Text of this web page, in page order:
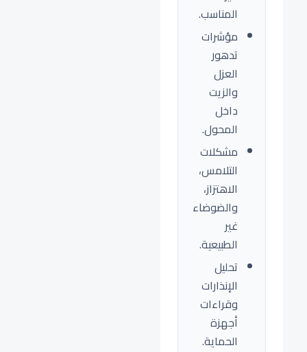
المناسب.
مؤشرات
تدهور
العزل
والزيت
داخل
المحول.
مشكلات
التلامس،
الاهتزاز،
والضوضاء
غير
الطبيعية.
تحليل
الإنذارات
وقراءات
أجهزة
الحماية.